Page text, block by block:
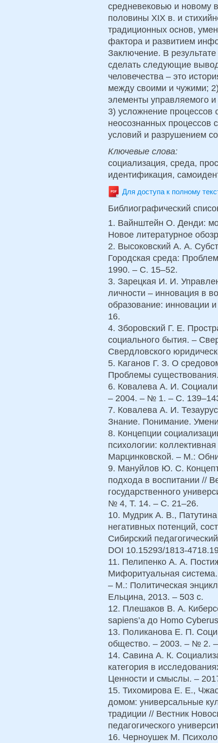
средневековью и новому
половины XIX в. и
традиционных основ,
фактора и развитием
Заключение. В
сделать следующие
человечества – это
между своими и чужими;
элементы управляемого
3) усложнение процессов
неосознанных процессов
условий и разрушением
Ключевые слова:
социализация, среда,
идентификация,
Для доступа к полному
Библиографический
1. Вайнштейн О. Денди:
Новое литературное
2. Высоковский А. А.
Городская среда:
1990. – С. 15–52.
3. Зарецкая И. И.
личности – инновация в
образование: инновации
16.
4. Зборовский Г. Е.
социального бытия. –
Свердловского
5. Каганов Г. З. О
Проблемы
6. Ковалева А. И.
– 2004. – № 1. – С.
7. Ковалева А. И.
Знание. Понимание.
8. Концепции
психологии:
Марцинковской. – М.:
9. Мануйлов Ю. С.
подхода в воспитании //
государственного
№ 4, Т. 14. – С. 21–26.
10. Мудрик А. В.,
негативных потенций,
Сибирский
DOI 10.15293/1813-
11. Пелипенко А. А.
Мифоритуальная
– М.: Политическая
Ельцина, 2013. – 503 с.
12. Плешаков В. А.
sapiens’a до Homo
13. Поликанова Е. П.
общество. – 2003. – № 2.
14. Савина А. К.
категория в
Ценности и смыслы. –
15. Тихомирова Е. Е.,
домом: универсальные
традиции // Вестник
педагогического
16. Черноушек М.